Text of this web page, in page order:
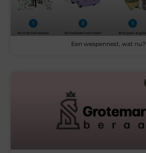
Een wespennest, wat nu?